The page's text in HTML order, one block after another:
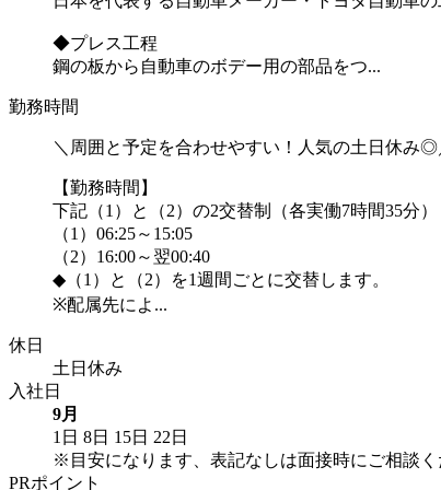
◆プレス工程
鋼の板から自動車のボデー用の部品をつ...
勤務時間
＼周囲と予定を合わせやすい！人気の土日休み◎
【勤務時間】
下記（1）と（2）の2交替制（各実働7時間35分）
（1）06:25～15:05
（2）16:00～翌00:40
◆（1）と（2）を1週間ごとに交替します。
※配属先によ...
休日
土日休み
入社日
9月
1日 8日 15日 22日
※目安になります、表記なしは面接時にご相談く
PRポイント